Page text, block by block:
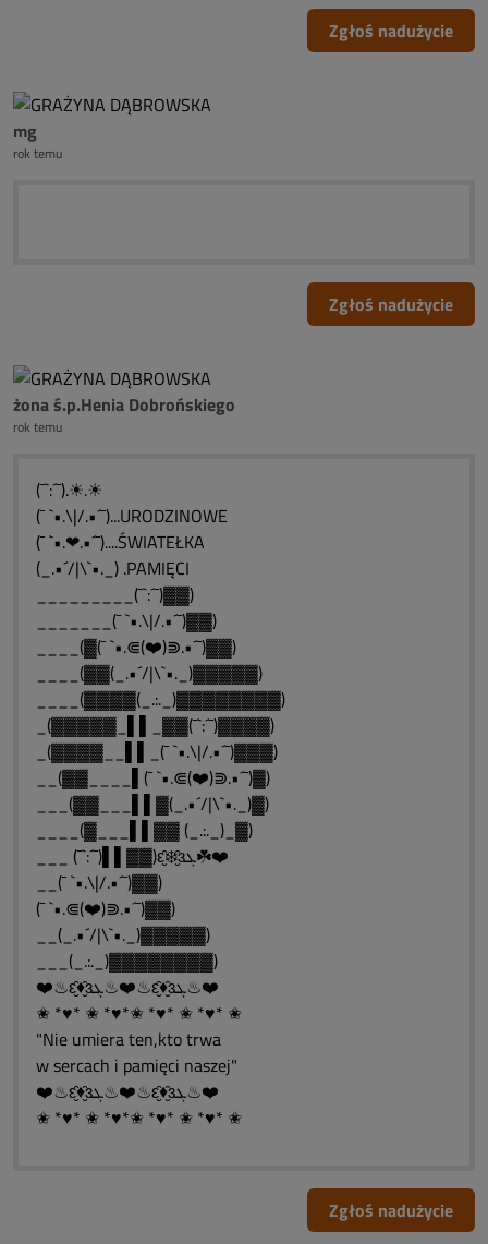
Zgłoś nadużycie
mg
rok temu
Zgłoś nadużycie
żona ś.p.Henia Dobrońskiego
rok temu
(¯`:´¯).☀.☀
(¯ `•.\|/.•´¯)...URODZINOWE
(¯ `•.❤.•´¯)....ŚWIATEŁKA
(_.•´/|\`•._) .PAMIĘCI
_________(¯`:´¯)▓▓)
_______(¯ `•.\|/.•´¯)▓▓)
____(▓(¯ `•.⋐(❤️)⋑.•´¯)▓▓)
____(▓▓(_.•´/|\`•._)▓▓▓▓▓)
____(▓▓▓▓(_.:._)▓▓▓▓▓▓▓▓)
_(▓▓▓▓▓_▌▌_▓▓(¯`:´¯)▓▓▓▓)
_(▓▓▓▓__▌▌_(¯ `•.\|/.•´¯)▓▓▓)
__(▓▓____▌(¯ `•.⋐(❤️)⋑.•´¯)▓)
___(▓▓___▌▌▓(_.•´/|\`•._)▓)
____(▓___▌▌▓▓ (_.:._)_▓)
___ (¯`:´¯)▌▌▓▓)ԑ̮̑❄️̮̑ɜܓ☘️❤️
__(¯ `•.\|/.•´¯)▓▓)
(¯ `•.⋐(❤️)⋑.•´¯)▓▓)
__(_.•´/|\`•._)▓▓▓▓▓)
___(_.:._)▓▓▓▓▓▓▓▓)
❤️♨ԑ̮̑♦̮̑ɜܓ♨❤️♨ԑ̮̑♦̮̑ɜܓ♨❤️
✬ *♥* ✬ *♥*✬ *♥* ✬ *♥* ✬
"Nie umiera ten,kto trwa
w sercach i pamięci naszej"
❤️♨ԑ̮̑♦̮̑ɜܓ♨❤️♨ԑ̮̑♦̮̑ɜܓ♨❤️
✬ *♥* ✬ *♥*✬ *♥* ✬ *♥* ✬
Zgłoś nadużycie